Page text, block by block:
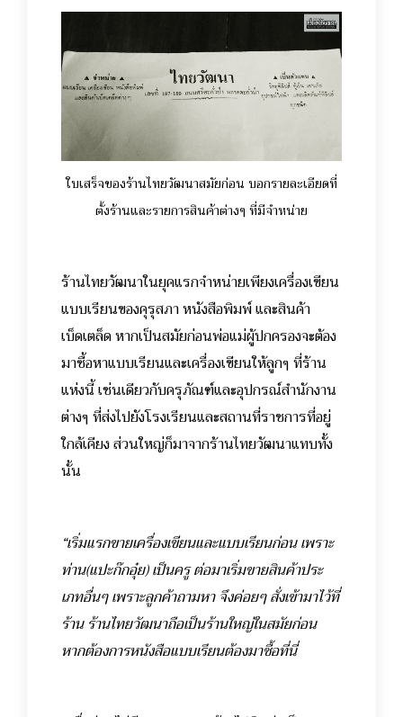
ใบเสร็จของร้านไทยวัฒนาสมัยก่อน บอกรายละเอียดที่
ตั้งร้านและรายการสินค้าต่างๆ ที่มีจำหน่าย
ร้านไทยวัฒนาในยุคแรกจำหน่ายเพียงเครื่องเขียน
แบบเรียนของคุรุสภา หนังสือพิมพ์ และสินค้า
เบ็ดเตล็ด หากเป็นสมัยก่อนพ่อแม่ผู้ปกครองจะต้อง
มาซื้อหาแบบเรียนและเครื่องเขียนให้ลูกๆ ที่ร้าน
แห่งนี้ เช่นเดียวกับครุภัณฑ์และอุปกรณ์สำนักงาน
ต่างๆ ที่ส่งไปยังโรงเรียนและสถานที่ราชการที่อยู่
ใกล้เคียง ส่วนใหญ่ก็มาจากร้านไทยวัฒนาแทบทั้ง
นั้น
“เริ่มแรกขายเครื่องเขียนและแบบเรียนก่อน เพราะ
ท่าน(แปะก๊กอุ๋ย) เป็นครู ต่อมาเริ่มขายสินค้าประ
เภทอื่นๆ เพราะลูกค้าถามหา จึงค่อยๆ สั่งเข้ามาไว้ที่
ร้าน ร้านไทยวัฒนาถือเป็นร้านใหญ่ในสมัยก่อน
หากต้องการหนังสือแบบเรียนต้องมาซื้อที่นี่